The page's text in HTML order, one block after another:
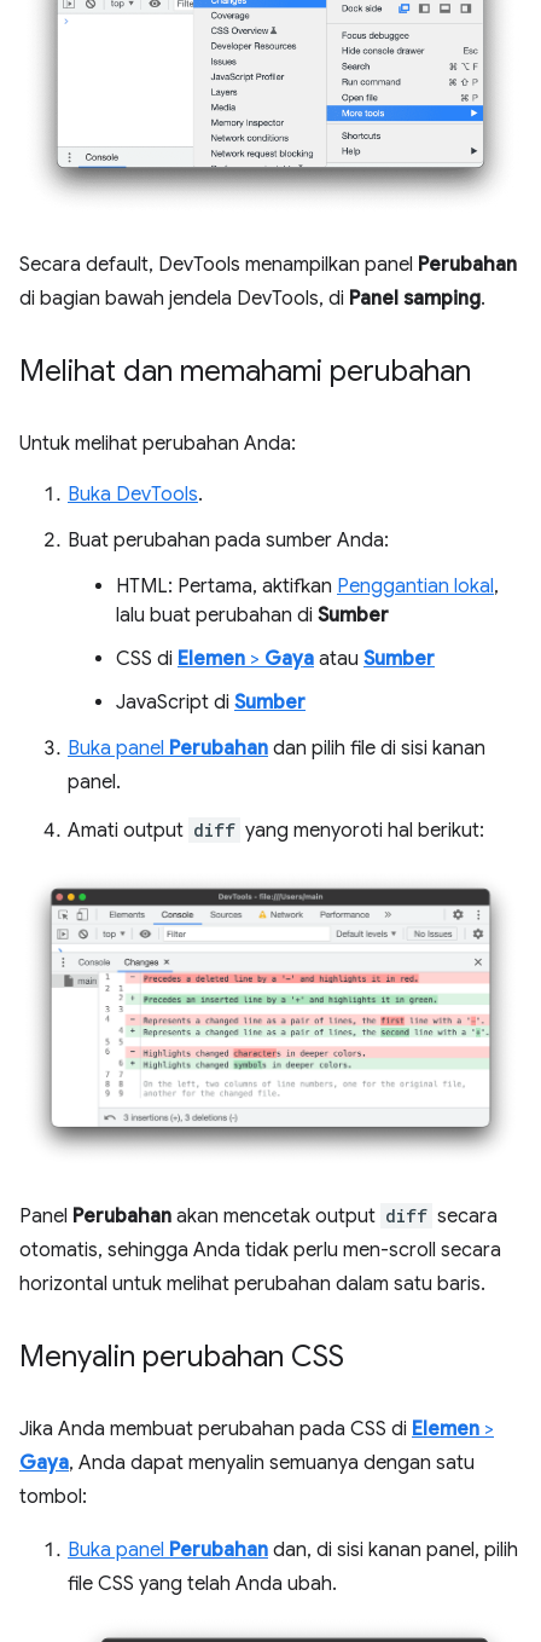
Secara default, DevTools menampilkan panel Perubahan
di bagian bawah jendela DevTools, di Panel samping.
Melihat dan memahami perubahan
Untuk melihat perubahan Anda:
Buka DevTools.
Buat perubahan pada sumber Anda:
HTML: Pertama, aktifkan Penggantian lokal,
lalu buat perubahan di Sumber
CSS di Elemen > Gaya atau Sumber
JavaScript di Sumber
Buka panel Perubahan dan pilih file di sisi kanan
panel.
Amati output diff yang menyoroti hal berikut:
Panel Perubahan akan mencetak output diff secara
otomatis, sehingga Anda tidak perlu men-scroll secara
horizontal untuk melihat perubahan dalam satu baris.
Menyalin perubahan CSS
Jika Anda membuat perubahan pada CSS di Elemen >
Gaya, Anda dapat menyalin semuanya dengan satu
tombol:
Buka panel Perubahan dan, di sisi kanan panel, pilih
file CSS yang telah Anda ubah.